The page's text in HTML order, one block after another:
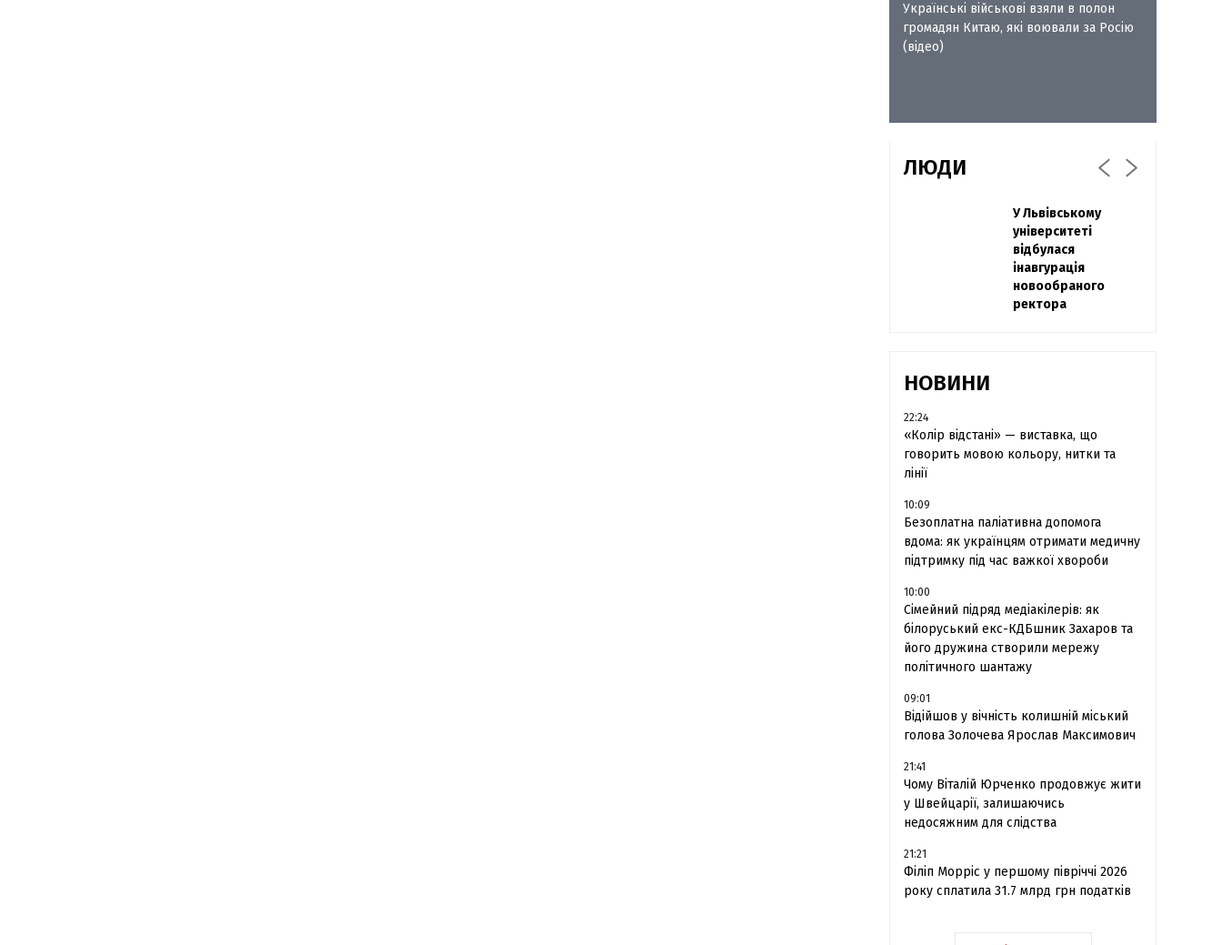
Українські військові взяли в полон
громадян Китаю, які воювали за Росію
(відео)
ЛЮДИ
Павло Дак
«Час не лікує, лише
притуплює біль»:
сестра загиблого
під Бахмутом Воїна
з Буковини
Захисник
"Азовсталі" Діанов
вдруге одружився
та показав фото з
весілля
У Львівському
університеті
відбулася
інавгурація
новообраного
ректора
НОВИНИ
22:24
«Колір відстані» — виставка, що
говорить мовою кольору, нитки та
лінії
10:09
Безоплатна паліативна допомога
вдома: як українцям отримати медичну
підтримку під час важкої хвороби
10:00
Сімейний підряд медіакілерів: як
білоруський екс-КДБшник Захаров та
його дружина створили мережу
політичного шантажу
09:01
Відійшов у вічність колишній міський
голова Золочева Ярослав Максимович
21:41
Чому Віталій Юрченко продовжує жити
у Швейцарії, залишаючись
недосяжним для слідства
21:21
Філіп Морріс у першому півріччі 2026
року сплатила 31.7 млрд грн податків